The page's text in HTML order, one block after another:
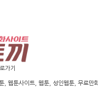
가기
웹툰사이트, 웹툰, 성인웹툰, 무료